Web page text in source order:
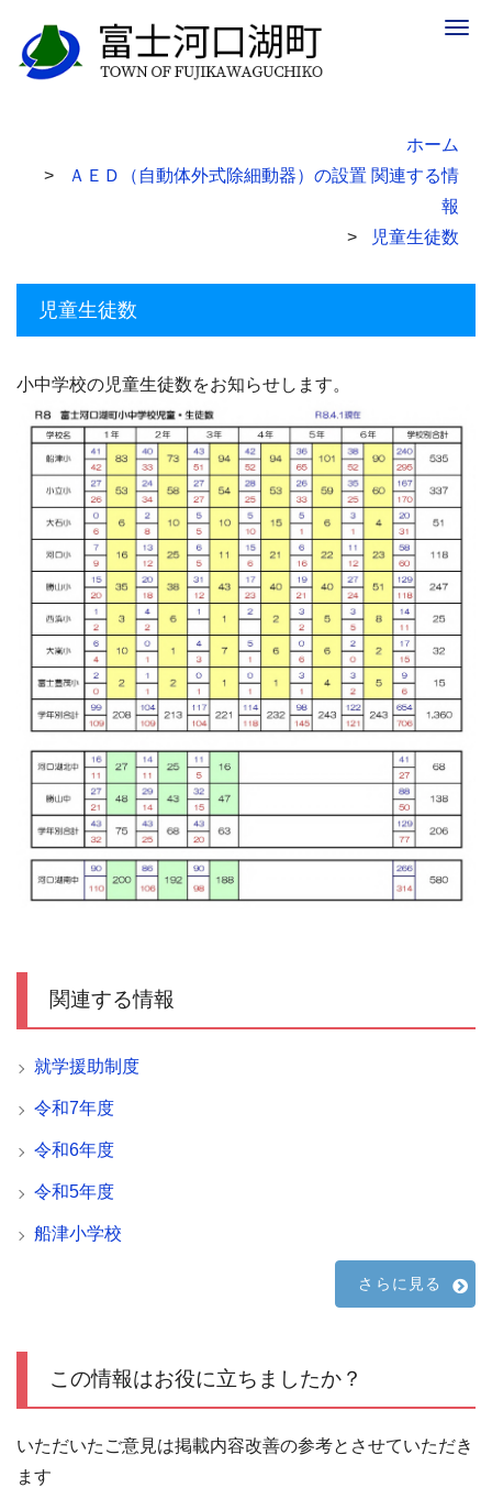
ホーム
ＡＥＤ（自動体外式除細動器）の設置 関連する情
報
児童生徒数
児童生徒数
小中学校の児童生徒数をお知らせします。
関連する情報
就学援助制度
令和7年度
令和6年度
令和5年度
船津小学校
さらに見る
この情報はお役に立ちましたか？
いただいたご意見は掲載内容改善の参考とさせていただき
ます